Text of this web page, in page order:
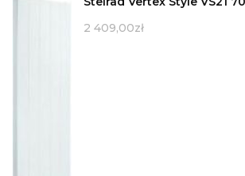
2 409,00zł